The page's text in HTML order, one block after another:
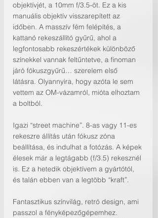
objektívjét, a 10mm f/3.5-öt. Ez a kis
manuális objektív visszarepített az
időben. A masszív fém felépítés, a
kattanó rekeszállító gyűrű, ahol a
legfontosabb rekeszértékek különböző
színekkel vannak feltűntetve, a finoman
járó fókuszgyűrű… szerelem első
látásra. Olyannyira, hogy azóta le sem
vettem az OM-vázamról, mióta elhoztam
a boltból.
Igazi “street machine”. 8-as vagy 11-es
rekeszre állítás után fókusz zóna
beállítása, és indulhat a fotózás. A képek
élesek már a legtágabb (f/3.5) rekesznél
is. Ez a hetedik objektívem a gyártótól,
és talán ebben van a legtöbb “kraft”.
Fantasztikus színvilág, retró design, ami
passzol a fényképezőgépemhez.